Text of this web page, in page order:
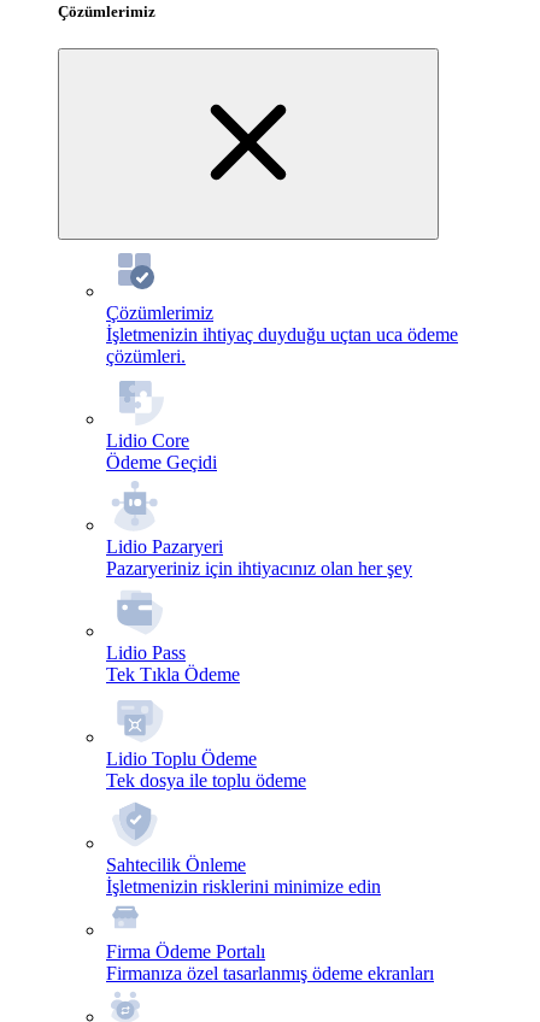
Çözümlerimiz
Çözümlerimiz
İşletmenizin ihtiyaç duyduğu uçtan uca ödeme
çözümleri.
Lidio Core
Ödeme Geçidi
Lidio Pazaryeri
Pazaryeriniz için ihtiyacınız olan her şey
Lidio Pass
Tek Tıkla Ödeme
Lidio Toplu Ödeme
Tek dosya ile toplu ödeme
Sahtecilik Önleme
İşletmenizin risklerini minimize edin
Firma Ödeme Portalı
Firmanıza özel tasarlanmış ödeme ekranları